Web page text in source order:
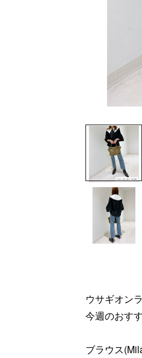
ウサギオン
今週のおす
ブラウス